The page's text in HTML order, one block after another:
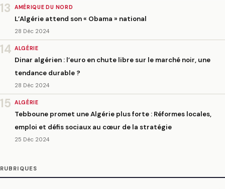
13 AMÉRIQUE DU NORD
L’Algérie attend son « Obama » national
28 Déc 2024
14 ALGÉRIE
Dinar algérien : l’euro en chute libre sur le marché noir, une
tendance durable ?
28 Déc 2024
15 ALGÉRIE
Tebboune promet une Algérie plus forte : Réformes locales,
emploi et défis sociaux au cœur de la stratégie
25 Déc 2024
RUBRIQUES